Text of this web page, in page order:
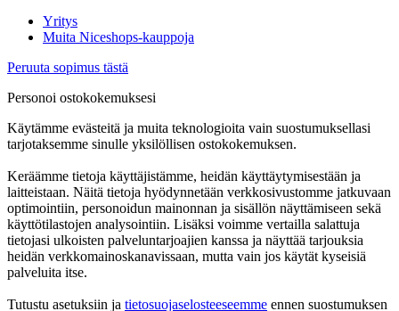
Yritys
Muita Niceshops-kauppoja
Peruuta sopimus tästä
Personoi ostokokemuksesi
Käytämme evästeitä ja muita teknologioita vain suostumuksellasi
tarjotaksemme sinulle yksilöllisen ostokokemuksen.
Keräämme tietoja käyttäjistämme, heidän käyttäytymisestään ja
laitteistaan. Näitä tietoja hyödynnetään verkkosivustomme jatkuvaan
optimointiin, personoidun mainonnan ja sisällön näyttämiseen sekä
käyttötilastojen analysointiin. Lisäksi voimme vertailla salattuja
tietojasi ulkoisten palveluntarjoajien kanssa ja näyttää tarjouksia
heidän verkkomainoskanavissaan, mutta vain jos käytät kyseisiä
palveluita itse.
Tutustu asetuksiin ja tietosuojaselosteeseemme ennen suostumuksen